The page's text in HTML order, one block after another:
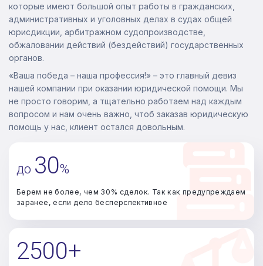
которые имеют большой опыт работы в гражданских,
административных и уголовных делах в судах общей
юрисдикции, арбитражном судопроизводстве,
обжаловании действий (бездействий) государственных
органов.
«Ваша победа – наша профессия!» – это главный девиз
нашей компании при оказании юридической помощи. Мы
не просто говорим, а тщательно работаем над каждым
вопросом и нам очень важно, чтоб заказав юридическую
помощь у нас, клиент остался довольным.
до 30%
Берем не более, чем 30% сделок. Так как предупреждаем
заранее, если дело бесперспективное
2500+